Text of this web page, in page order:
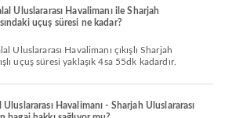
Uluslararası Havalimanı ile Sharjah
uçuş süresi ne kadar?
uçuş süresi yaklaşık 4sa 55dk kadardır.
Havalimanı - Sharjah Uluslararası